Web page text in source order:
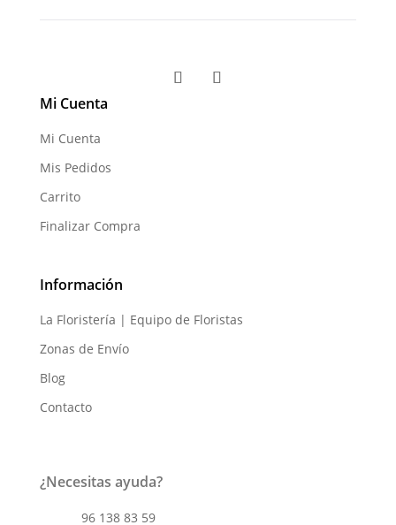
Mi Cuenta
Mi Cuenta
Mis Pedidos
Carrito
Finalizar Compra
Información
La Floristería | Equipo de Floristas
Zonas de Envío
Blog
Contacto
¿Necesitas ayuda?
96 138 83 59